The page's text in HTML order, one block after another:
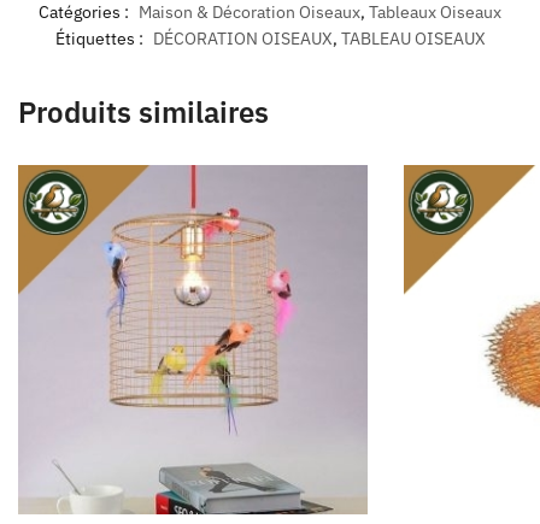
Catégories : Maison & Décoration Oiseaux, Tableaux Oiseaux
Étiquettes : DÉCORATION OISEAUX, TABLEAU OISEAUX
Produits similaires